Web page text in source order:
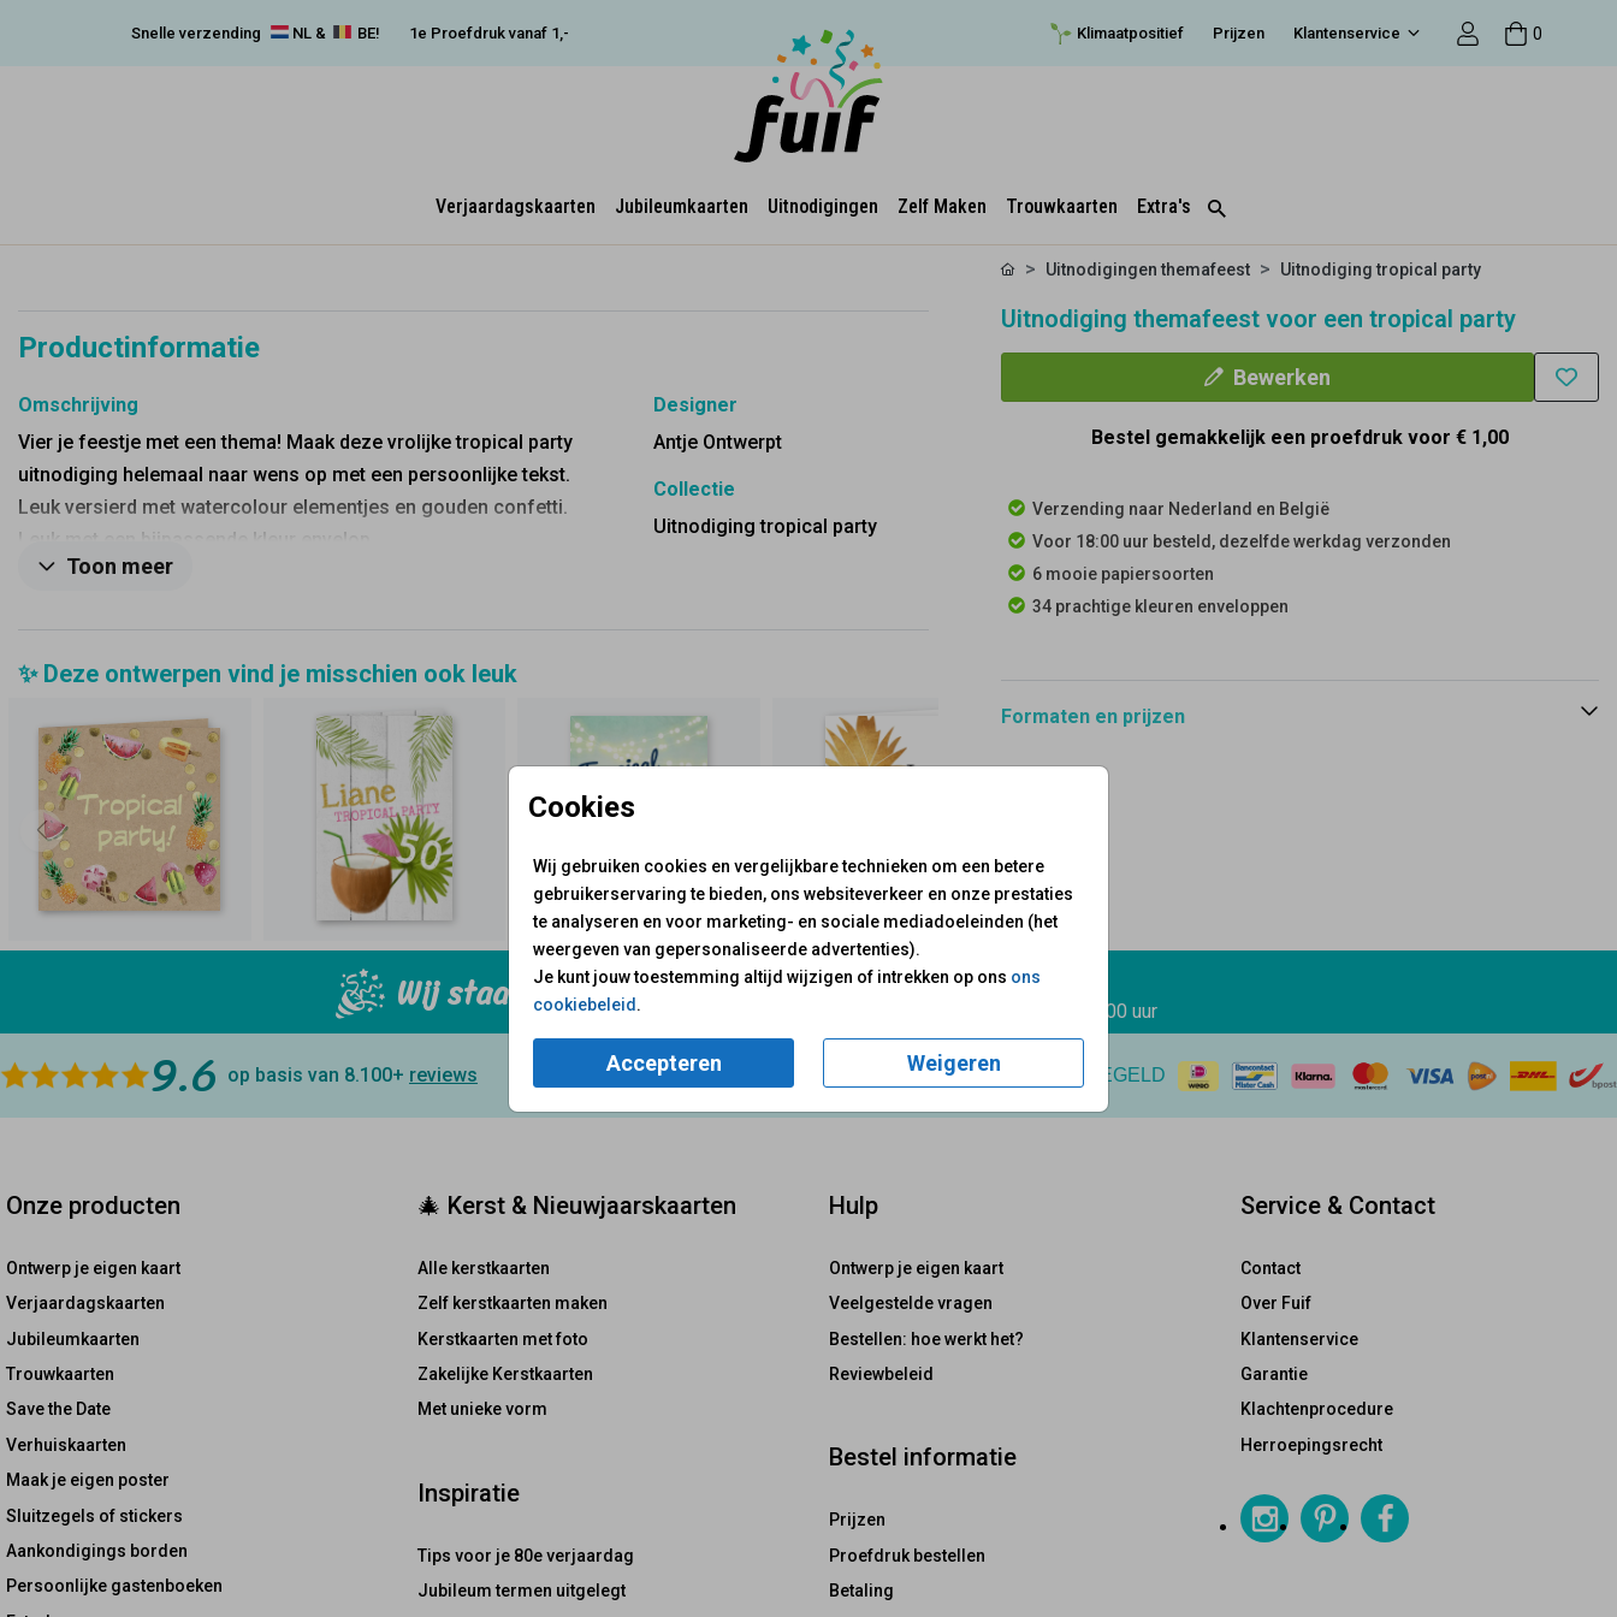
Snelle verzending NL & BE! 1e Proefdruk vanaf 1,- Klimaatpositief Prijzen Klantenservice 0
Verjaardagskaarten Jubileumkaarten Uitnodigingen Zelf Maken Trouwkaarten Extra's
Cookies
Wij gebruiken cookies en vergelijkbare technieken om een betere
gebruikerservaring te bieden, ons websiteverkeer en onze prestaties
te analyseren en voor marketing- en sociale mediadoeleinden (het
weergeven van gepersonaliseerde advertenties).
Je kunt jouw toestemming altijd wijzigen of intrekken op ons ons
cookiebeleid .
Accepteren Weigeren
Productinformatie
Omschrijving
Vier je feestje met een thema! Maak deze vrolijke tropical party
uitnodiging helemaal naar wens op met een persoonlijke tekst.
Leuk versierd met watercolour elementjes en gouden confetti.
Leuk met een bijpassende kleur envelop.
Toon meer
Designer
Antje Ontwerpt
Collectie
Uitnodiging tropical party
✨ Deze ontwerpen vind je misschien ook leuk
Uitnodigingen themafeest Uitnodiging tropical party
Uitnodiging themafeest voor een tropical party
Bewerken
Bestel gemakkelijk een proefdruk voor € 1,00
Verzending naar Nederland en België
Voor 18:00 uur besteld, dezelfde werkdag verzonden
6 mooie papiersoorten
34 prachtige kleuren enveloppen
Formaten en prijzen
Wij staan voor je klaar! Mail ons:info@fuif.nl
10.00 - 17.00 uur
9.6 op basis van 8.100+ reviews GOED GEREGELD
Onze producten
Ontwerp je eigen kaart
Verjaardagskaarten
Jubileumkaarten
Trouwkaarten
Save the Date
Verhuiskaarten
Maak je eigen poster
Sluitzegels of stickers
Aankondigings borden
Persoonlijke gastenboeken
🎄 Kerst & Nieuwjaarskaarten
Alle kerstkaarten
Zelf kerstkaarten maken
Kerstkaarten met foto
Zakelijke Kerstkaarten
Met unieke vorm
Inspiratie
Tips voor je 80e verjaardag
Jubileum termen uitgelegt
Hulp
Ontwerp je eigen kaart
Veelgestelde vragen
Bestellen: hoe werkt het?
Reviewbeleid
Bestel informatie
Prijzen
Proefdruk bestellen
Betaling
Service & Contact
Contact
Over Fuif
Klantenservice
Garantie
Klachtenprocedure
Herroepingsrecht